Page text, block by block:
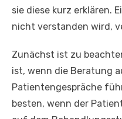
sie diese kurz erklären.
nicht verstanden wird,
Zunächst ist zu
ist, wenn die Beratung
Patientengespräche
besten, wenn der